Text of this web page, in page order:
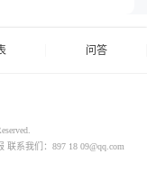
问答
联系我们：897 18 09@qq.com